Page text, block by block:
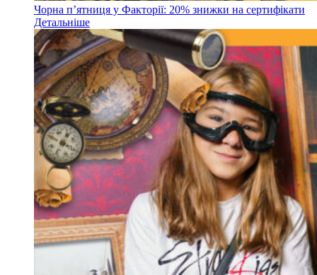
Чорна пʼятниця у Факторії: 20% знижки на сертифікати
Детальніше